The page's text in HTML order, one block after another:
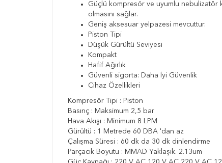
Güçlü kompresör ve uyumlu nebulizatör
olmasını sağlar.
Geniş aksesuar yelpazesi mevcuttur.
Piston Tipi
Düşük Gürültü Seviyesi
Kompakt
Hafif Ağırlık
Güvenli sigorta: Daha İyi Güvenlik
Cihaz Özellikleri
Kompresör Tipi : Piston
Basınç : Maksimum 2,5 bar
Hava Akışı : Minimum 8 LPM
Gürültü : 1 Metrede 60 DBA 'dan az
Çalışma Süresi : 60 dk da 30 dk dinlendirme
Parçacık Boyutu : MMAD Yaklaşık. 2.13um